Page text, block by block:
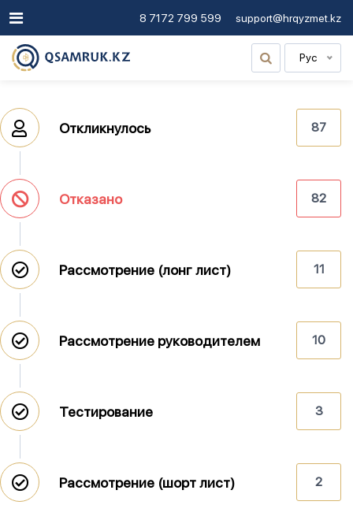
8 7172 799 599 support@hrqyzmet.kz
Рус
Откликнулось 87
Отказано 82
Рассмотрение (лонг лист) 11
Рассмотрение руководителем 10
Тестирование 3
Рассмотрение (шорт лист) 2